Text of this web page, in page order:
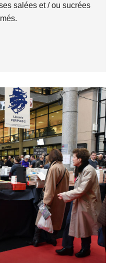
salées et / ou sucrées